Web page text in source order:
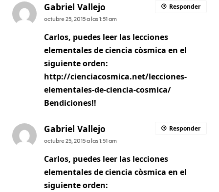
Gabriel Vallejo
octubre 25, 2015 a las 1:51 am
Carlos, puedes leer las lecciones
elementales de ciencia còsmica en el
siguiente orden:
http://cienciacosmica.net/lecciones-
elementales-de-ciencia-cosmica/
Bendiciones!!
Responder
Gabriel Vallejo
octubre 25, 2015 a las 1:51 am
Carlos, puedes leer las lecciones
elementales de ciencia còsmica en el
siguiente orden:
Responder